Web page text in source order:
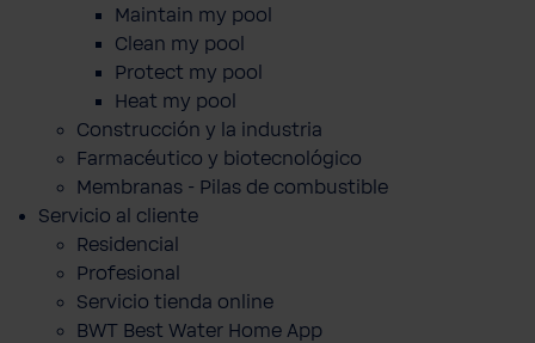
Maintain my pool
Clean my pool
Protect my pool
Heat my pool
Construcción y la industria
Farmacéutico y biotecnológico
Membranas - Pilas de combustible
Servicio al cliente
Residencial
Profesional
Servicio tienda online
BWT Best Water Home App